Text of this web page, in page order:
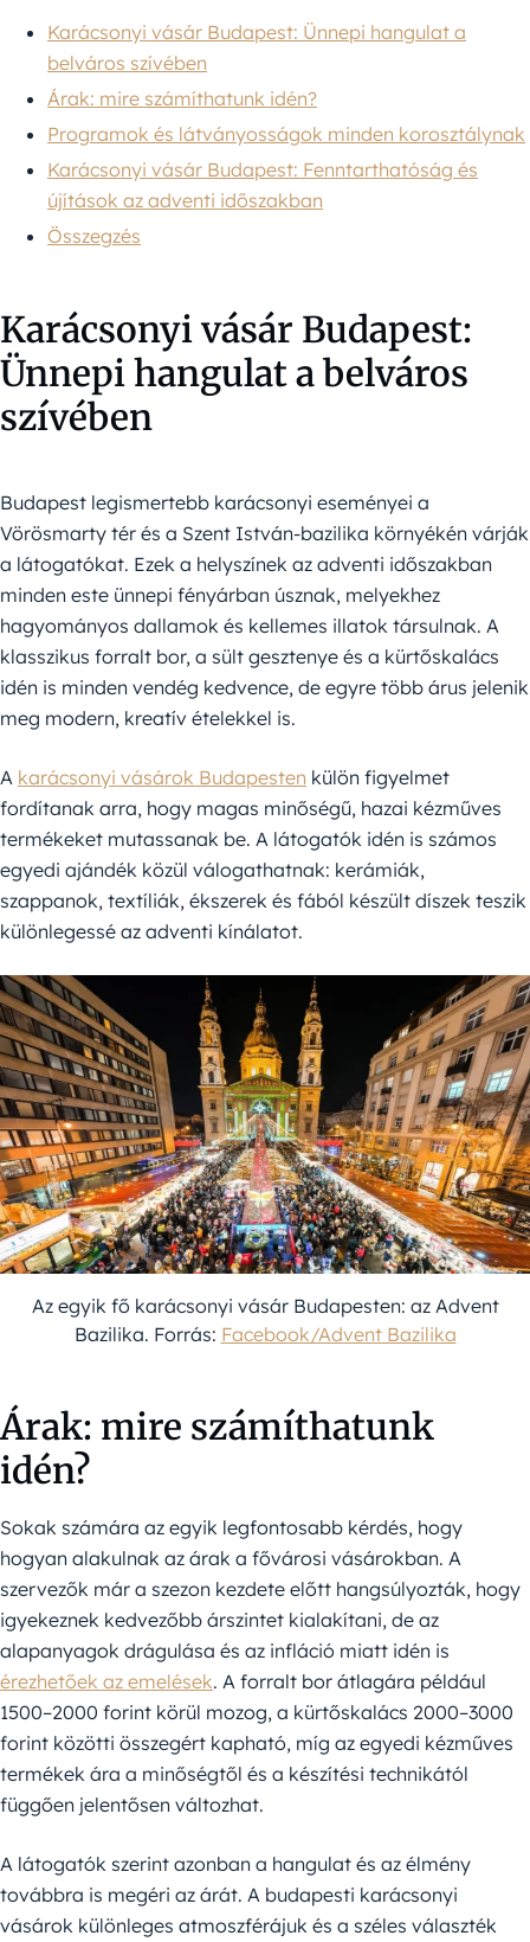
Karácsonyi vásár Budapest: Ünnepi hangulat a
belváros szívében
Árak: mire számíthatunk idén?
Programok és látványosságok minden korosztálynak
Karácsonyi vásár Budapest: Fenntarthatóság és
újítások az adventi időszakban
Összegzés
Karácsonyi vásár Budapest:
Ünnepi hangulat a belváros
szívében
Budapest legismertebb karácsonyi eseményei a
Vörösmarty tér és a Szent István-bazilika környékén várják
a látogatókat. Ezek a helyszínek az adventi időszakban
minden este ünnepi fényárban úsznak, melyekhez
hagyományos dallamok és kellemes illatok társulnak. A
klasszikus forralt bor, a sült gesztenye és a kürtőskalács
idén is minden vendég kedvence, de egyre több árus jelenik
meg modern, kreatív ételekkel is.
A karácsonyi vásárok Budapesten külön figyelmet
fordítanak arra, hogy magas minőségű, hazai kézműves
termékeket mutassanak be. A látogatók idén is számos
egyedi ajándék közül válogathatnak: kerámiák,
szappanok, textíliák, ékszerek és fából készült díszek teszik
különlegessé az adventi kínálatot.
Az egyik fő karácsonyi vásár Budapesten: az Advent
Bazilika. Forrás: Facebook/Advent Bazilika
Árak: mire számíthatunk
idén?
Sokak számára az egyik legfontosabb kérdés, hogy
hogyan alakulnak az árak a fővárosi vásárokban. A
szervezők már a szezon kezdete előtt hangsúlyozták, hogy
igyekeznek kedvezőbb árszintet kialakítani, de az
alapanyagok drágulása és az infláció miatt idén is
érezhetőek az emelések. A forralt bor átlagára például
1500–2000 forint körül mozog, a kürtőskalács 2000–3000
forint közötti összegért kapható, míg az egyedi kézműves
termékek ára a minőségtől és a készítési technikától
függően jelentősen változhat.
A látogatók szerint azonban a hangulat és az élmény
továbbra is megéri az árát. A budapesti karácsonyi
vásárok különleges atmoszférájuk és a széles választék